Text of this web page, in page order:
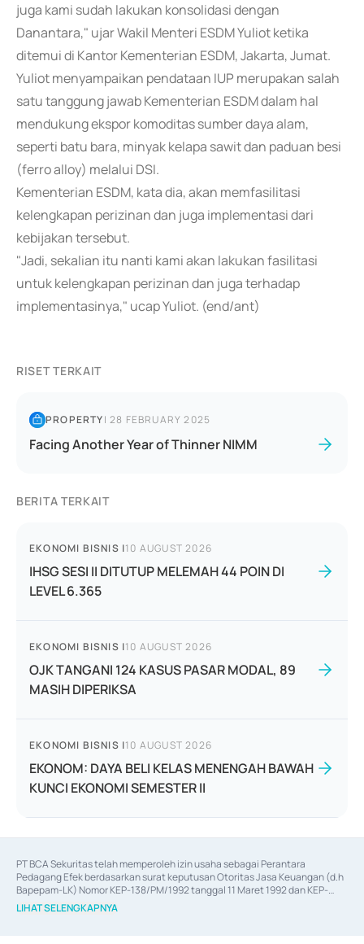
juga kami sudah lakukan konsolidasi dengan
Danantara," ujar Wakil Menteri ESDM Yuliot ketika
ditemui di Kantor Kementerian ESDM, Jakarta, Jumat.
Yuliot menyampaikan pendataan IUP merupakan salah
satu tanggung jawab Kementerian ESDM dalam hal
mendukung ekspor komoditas sumber daya alam,
seperti batu bara, minyak kelapa sawit dan paduan besi
(ferro alloy) melalui DSI.
Kementerian ESDM, kata dia, akan memfasilitasi
kelengkapan perizinan dan juga implementasi dari
kebijakan tersebut.
"Jadi, sekalian itu nanti kami akan lakukan fasilitasi
untuk kelengkapan perizinan dan juga terhadap
implementasinya," ucap Yuliot. (end/ant)
RISET TERKAIT
PROPERTY|28 FEBRUARY 2025
Facing Another Year of Thinner NIMM
BERITA TERKAIT
EKONOMI BISNIS |10 AUGUST 2026
IHSG SESI II DITUTUP MELEMAH 44 POIN DI
LEVEL 6.365
EKONOMI BISNIS |10 AUGUST 2026
OJK TANGANI 124 KASUS PASAR MODAL, 89
MASIH DIPERIKSA
EKONOMI BISNIS |10 AUGUST 2026
EKONOM: DAYA BELI KELAS MENENGAH BAWAH
KUNCI EKONOMI SEMESTER II
PT BCA Sekuritas telah memperoleh izin usaha sebagai Perantara
Pedagang Efek berdasarkan surat keputusan Otoritas Jasa Keuangan (d.h
Bapepam-LK) Nomor KEP-138/PM/1992 tanggal 11 Maret 1992 dan KEP-
06/D.04/2014 tanggal 28 Februari 2014, izin usaha sebagai Penjamin Emisi
Efek berdasarkan surat keputusan Otoritas Jasa Keuangan Nomor KEP-
LIHAT SELENGKAPNYA